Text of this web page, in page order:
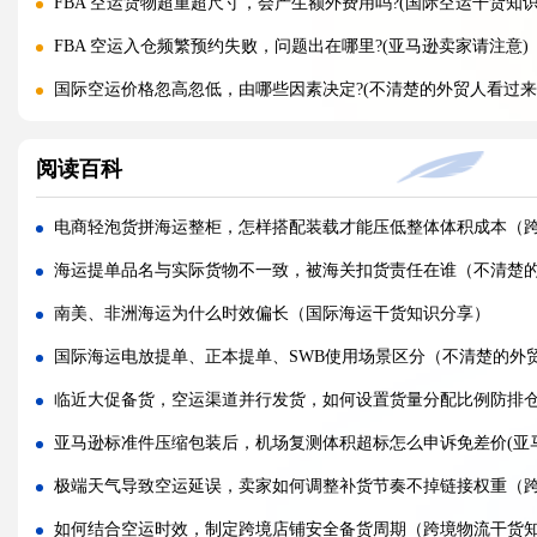
FBA 空运入仓频繁预约失败，问题出在哪里?(亚马逊卖家请注意)
国际空运价格忽高忽低，由哪些因素决定?(不清楚的外贸人看过
黑五圣诞空运爆仓，提前多久锁舱可避开港口长时间排队?(不清
实木托盘无 IPPC 标识，空运落地除销毁外有哪些整改方式(国际
空运到仓长期不上架，如何区分物流延误与亚马逊仓内拥堵?(国
美仓热门地址，空派派送经常拒收该怎么处理（不清楚的跨境卖
海关认定货值偏高征税，有合规申诉减免税费的办法吗（国际快
国际快递包装做错直接破损（跨境发货包装指南）
国际快递虚报货值有什么后果（海关处罚细则科普）
旺季国际空运仓位紧张，如何提前锁定舱位与运价（不清楚的外
空运主单MAWB与分单HAWB有什么区别，清关受影响吗（国际
阅读百科
电商轻泡货拼海运整柜，怎样搭配装载才能压低整体体积成本（
海运提单品名与实际货物不一致，被海关扣货责任在谁（不清楚
南美、非洲海运为什么时效偏长（国际海运干货知识分享）
国际海运电放提单、正本提单、SWB使用场景区分（不清楚的外
临近大促备货，空运渠道并行发货，如何设置货量分配比例防排
亚马逊标准件压缩包装后，机场复测体积超标怎么申诉免差价(亚
极端天气导致空运延误，卖家如何调整补货节奏不掉链接权重（
如何结合空运时效，制定跨境店铺安全备货周期（跨境物流干货